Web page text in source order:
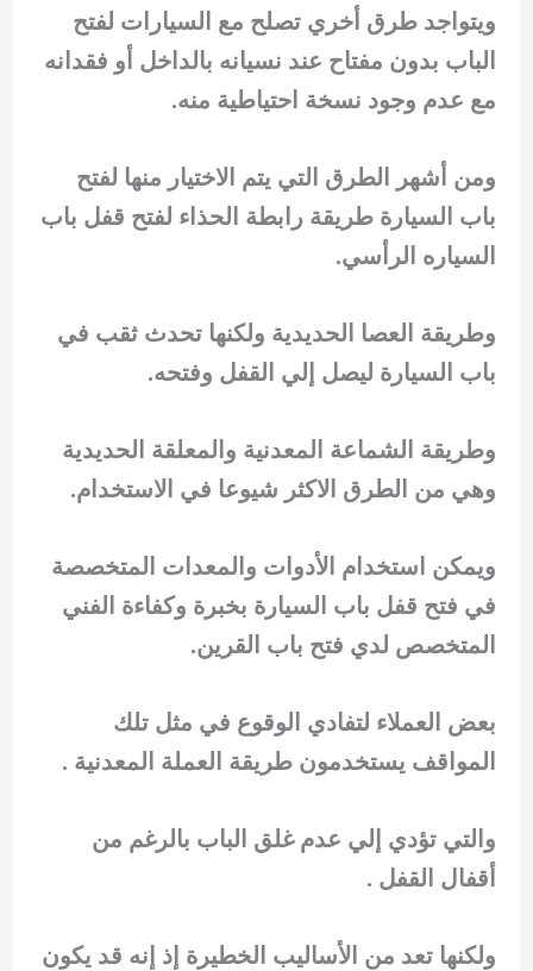
ويتواجد طرق أخري تصلح مع السيارات لفتح
الباب بدون مفتاح عند نسيانه بالداخل أو فقدانه
مع عدم وجود نسخة احتياطية منه.
ومن أشهر الطرق التي يتم الاختيار منها لفتح
باب السيارة طريقة رابطة الحذاء لفتح قفل باب
السياره الرأسي.
وطريقة العصا الحديدية ولكنها تحدث ثقب في
باب السيارة ليصل إلي القفل وفتحه.
وطريقة الشماعة المعدنية والمعلقة الحديدية
وهي من الطرق الاكثر شيوعا في الاستخدام.
ويمكن استخدام الأدوات والمعدات المتخصصة
في فتح قفل باب السيارة بخبرة وكفاءة الفني
المتخصص لدي فتح باب القرين.
بعض العملاء لتفادي الوقوع في مثل تلك
المواقف يستخدمون طريقة العملة المعدنية .
والتي تؤدي إلي عدم غلق الباب بالرغم من
أقفال القفل .
ولكنها تعد من الأساليب الخطيرة إذ إنه قد يكون